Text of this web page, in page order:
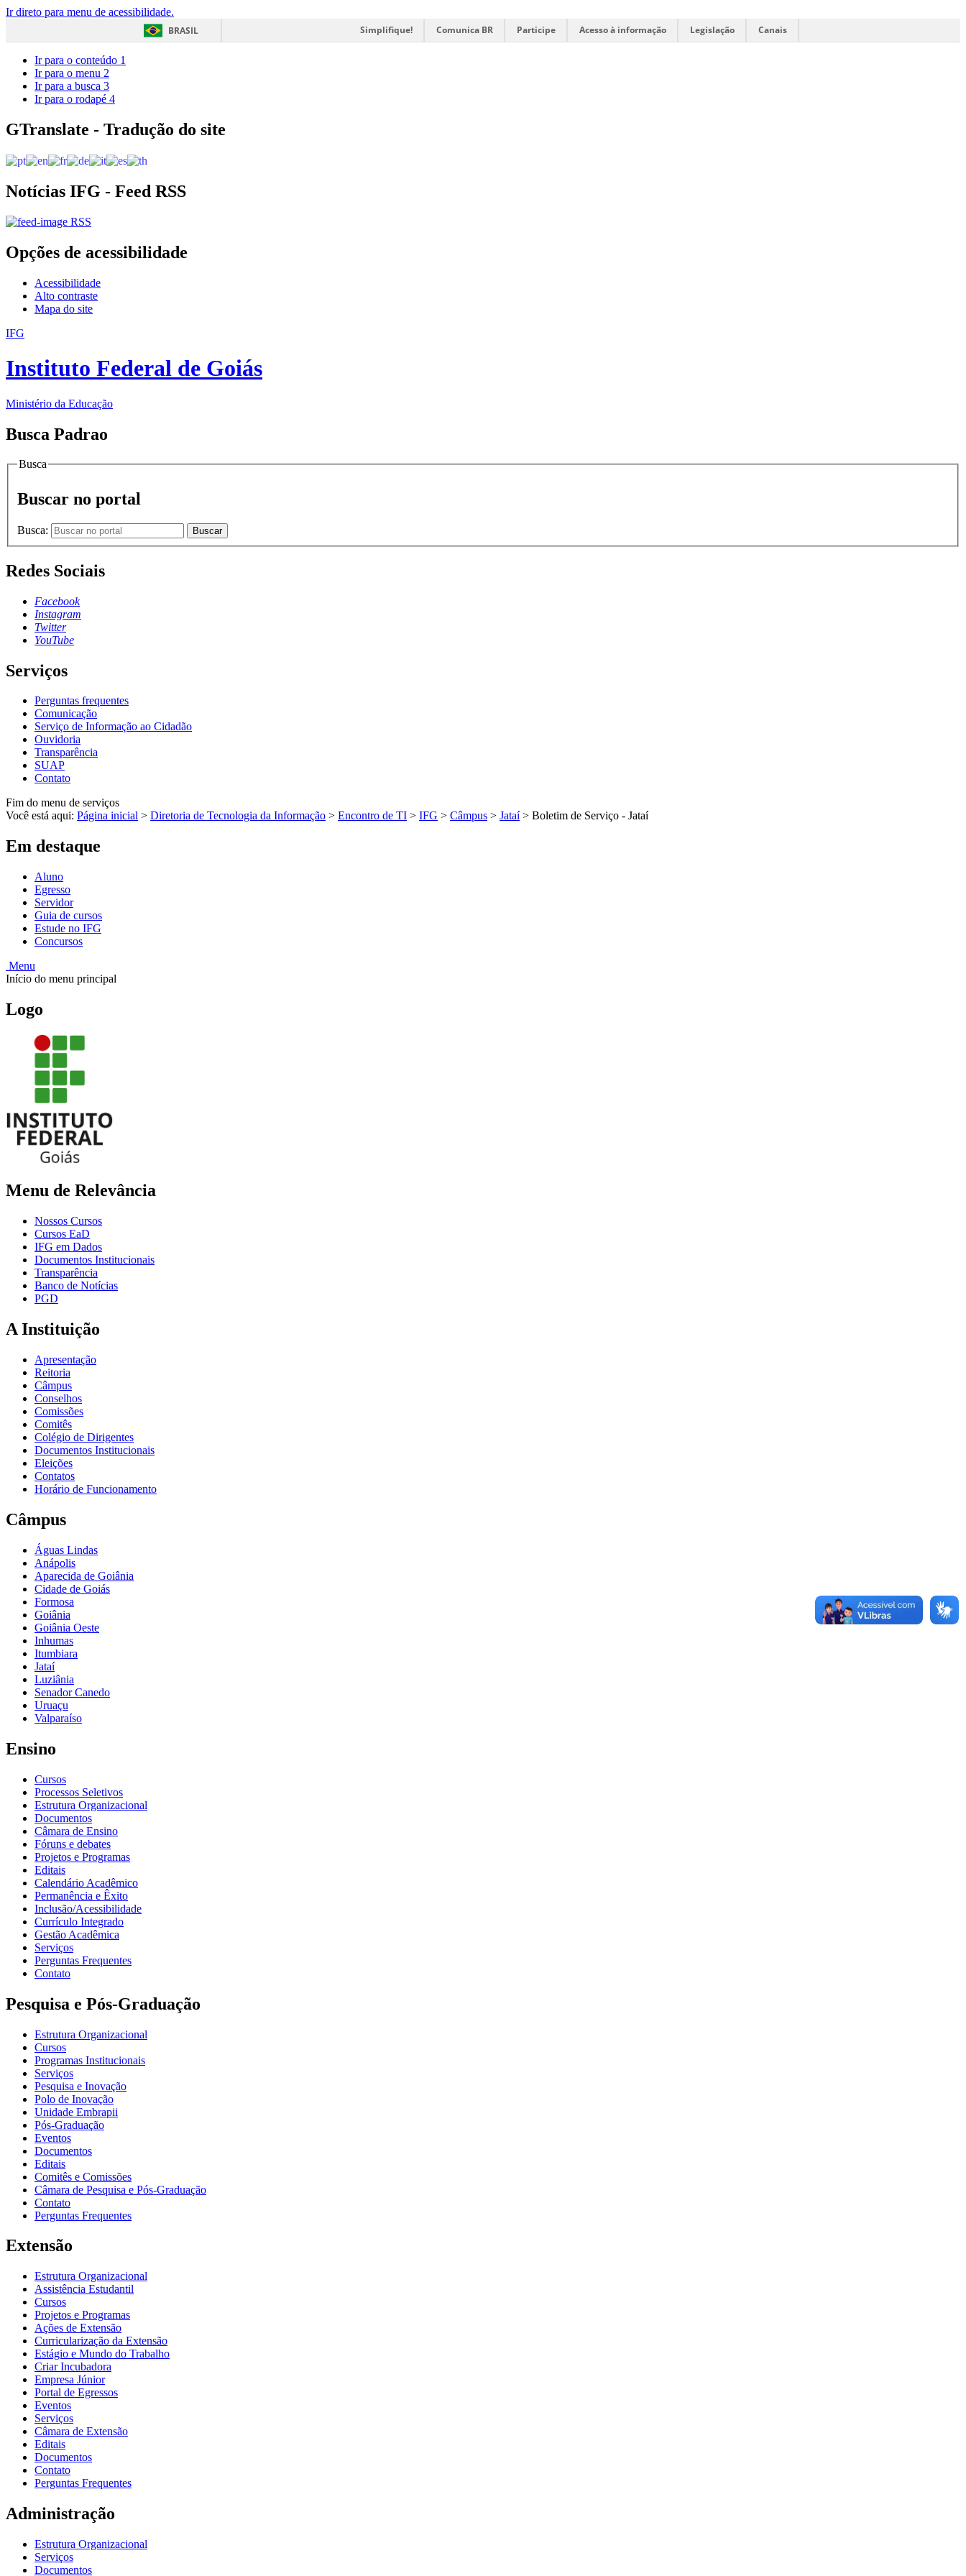
Ir direto para menu de acessibilidade.
BRASIL
Simplifique! Comunica BR Participe Acesso à informação Legislação Canais
Ir para o conteúdo 1
Ir para o menu 2
Ir para a busca 3
Ir para o rodapé 4
GTranslate - Tradução do site
Notícias IFG - Feed RSS
RSS
Opções de acessibilidade
Acessibilidade
Alto contraste
Mapa do site
IFG
Instituto Federal de Goiás
Ministério da Educação
Busca Padrao
Busca
Buscar no portal
Busca: Buscar
Redes Sociais
Facebook
Instagram
Twitter
YouTube
Serviços
Perguntas frequentes
Comunicação
Serviço de Informação ao Cidadão
Ouvidoria
Transparência
SUAP
Contato
Fim do menu de serviços
Você está aqui: Página inicial > Diretoria de Tecnologia da Informação > Encontro de TI > IFG > Câmpus > Jataí > Boletim de Serviço - Jataí
Em destaque
Aluno
Egresso
Servidor
Guia de cursos
Estude no IFG
Concursos
Menu
Início do menu principal
Logo
Menu de Relevância
Nossos Cursos
Cursos EaD
IFG em Dados
Documentos Institucionais
Transparência
Banco de Notícias
PGD
A Instituição
Apresentação
Reitoria
Câmpus
Conselhos
Comissões
Comitês
Colégio de Dirigentes
Documentos Institucionais
Eleições
Contatos
Horário de Funcionamento
Câmpus
Águas Lindas
Anápolis
Aparecida de Goiânia
Cidade de Goiás
Formosa
Goiânia
Goiânia Oeste
Inhumas
Itumbiara
Jataí
Luziânia
Senador Canedo
Uruaçu
Valparaíso
Ensino
Cursos
Processos Seletivos
Estrutura Organizacional
Documentos
Câmara de Ensino
Fóruns e debates
Projetos e Programas
Editais
Calendário Acadêmico
Permanência e Êxito
Inclusão/Acessibilidade
Currículo Integrado
Gestão Acadêmica
Serviços
Perguntas Frequentes
Contato
Pesquisa e Pós-Graduação
Estrutura Organizacional
Cursos
Programas Institucionais
Serviços
Pesquisa e Inovação
Polo de Inovação
Unidade Embrapii
Pós-Graduação
Eventos
Documentos
Editais
Comitês e Comissões
Câmara de Pesquisa e Pós-Graduação
Contato
Perguntas Frequentes
Extensão
Estrutura Organizacional
Assistência Estudantil
Cursos
Projetos e Programas
Ações de Extensão
Curricularização da Extensão
Estágio e Mundo do Trabalho
Criar Incubadora
Empresa Júnior
Portal de Egressos
Eventos
Serviços
Câmara de Extensão
Editais
Documentos
Contato
Perguntas Frequentes
Administração
Estrutura Organizacional
Serviços
Documentos